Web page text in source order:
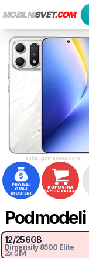
MOBILNISVET.COM
slika: gsmarena.com
PRODAJ
OVAJ
MOBILNI
KUPOVINA
SPECIFIKACIJA
Podmodeli
12/256GB
Dimensity 8500 Elite
2x SIM